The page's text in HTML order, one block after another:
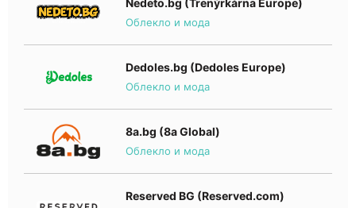
Nedeto.bg (Trenýrkárna Europe)
Облекло и мода
Dedoles.bg (Dedoles Europe)
Облекло и мода
8a.bg (8a Global)
Облекло и мода
Reserved BG (Reserved.com)